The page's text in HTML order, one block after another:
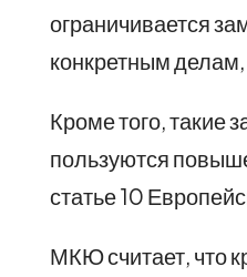
ограничивается
конкретным
Кроме того, такие
пользуются
статье 10
МКЮ считает, что